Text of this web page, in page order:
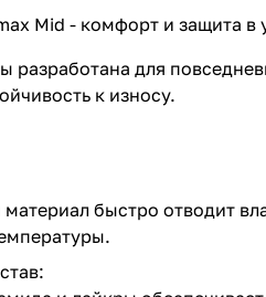
Mid - комфорт и защита
разработана для
к износу.
быстро отводит